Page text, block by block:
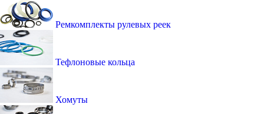
Ремкомплекты рулевых реек
Тефлоновые кольца
Хомуты